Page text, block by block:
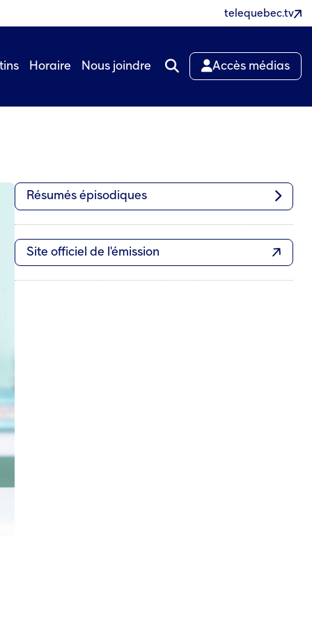
telequebec.tv
Horaire Nous joindre Accès médias
Résumés épisodiques
Site officiel de l'émission